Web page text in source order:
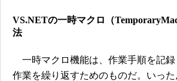
VS.NETの一時マクロ（
法
一時マクロ機能は、作業手順を記録
作業を繰り返すためのものだ。いっ